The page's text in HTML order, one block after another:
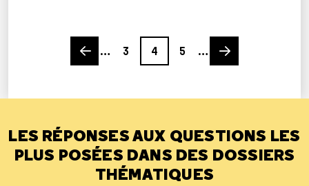
Previous page
…
3
Page
4
5
…
Next page
LES RÉPONSES AUX QUESTIONS LES
PLUS POSÉES DANS DES DOSSIERS
THÉMATIQUES